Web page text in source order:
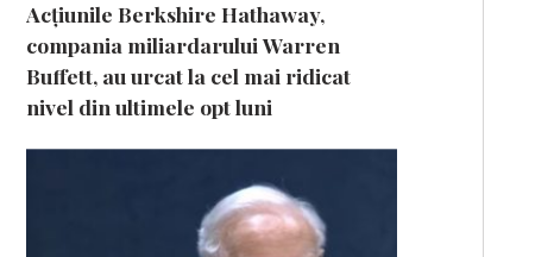
Acțiunile Berkshire Hathaway,
compania miliardarului Warren
Buffett, au urcat la cel mai ridicat
nivel din ultimele opt luni